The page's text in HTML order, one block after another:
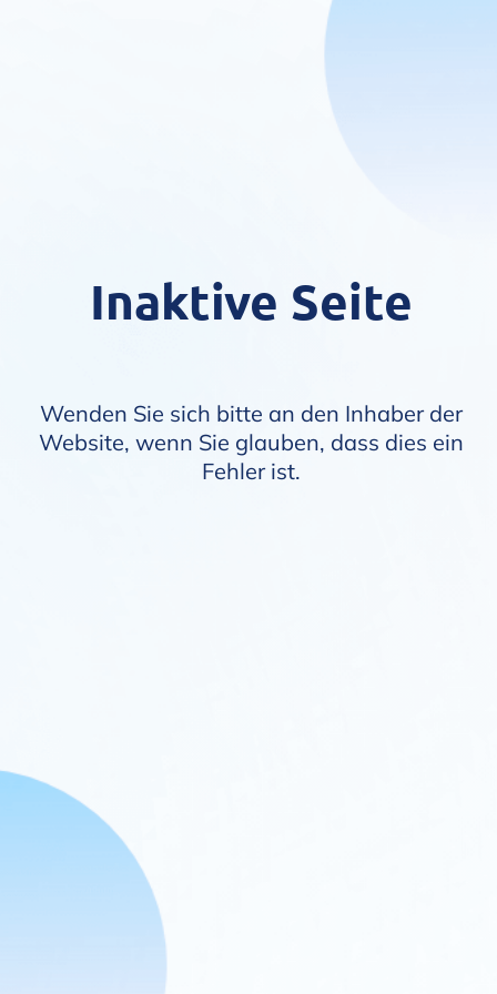
Inaktive Seite
Wenden Sie sich bitte an den Inhaber der
Website, wenn Sie glauben, dass dies ein
Fehler ist.